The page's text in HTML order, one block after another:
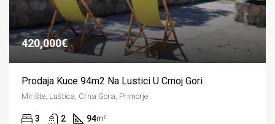
420,000€
Prodaja Kuce 94m2 Na Lustici U Crnoj Gori
Mirište, Luštica, Crna Gora, Primorje
3 2 94m²